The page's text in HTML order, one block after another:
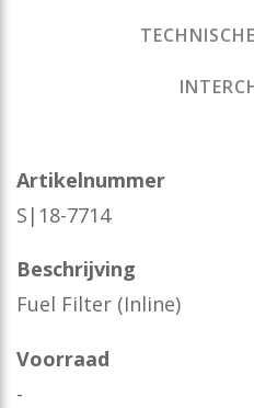
Artikelnummer
S|18-7714
Beschrijving
Fuel Filter (Inline)
Voorraad
-